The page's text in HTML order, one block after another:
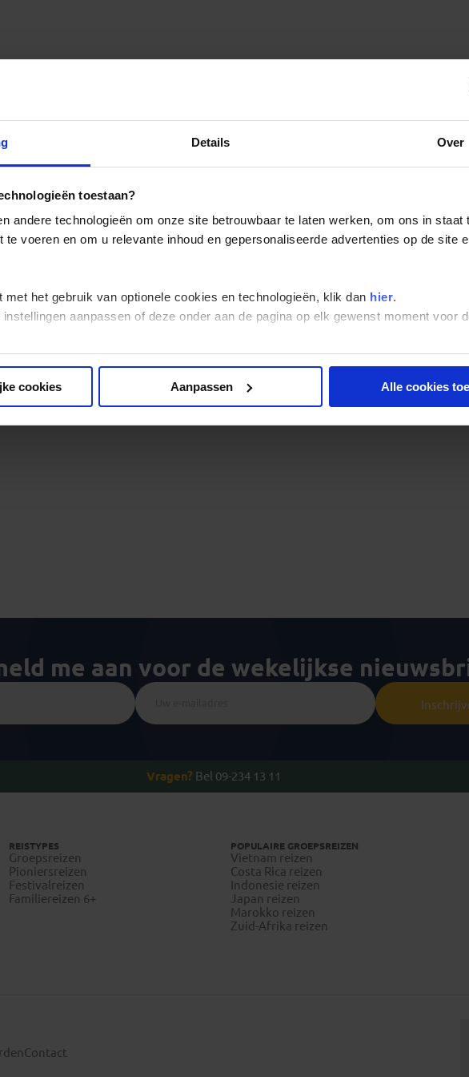
Details Over
toestaan?
andere technologieën om onze site betrouwbaar te laten werken, om ons in staat
voeren en om u relevante inhoud en gepersonaliseerde advertenties op de site
met het gebruik van optionele cookies en technologieën, klik dan hier.
aanpassen of deze onder aan de pagina op elk gewenst moment voor
cookies
Aanpassen Alle cookies
me aan voor de wekelijkse
Vragen? Bel 09-234 13 11
REISTYPES
Groepsreizen
Pioniersreizen
Festivalreizen
Familiereizen 6+
POPULAIRE GROEPSREIZEN
Vietnam reizen
Costa Rica reizen
Indonesie reizen
Japan reizen
Marokko reizen
Zuid-Afrika reizen
Contact